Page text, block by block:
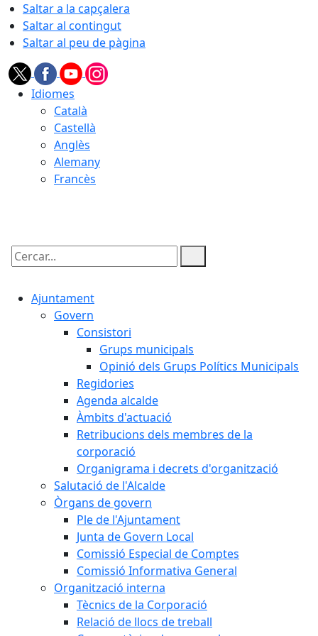
Saltar a la capçalera
Saltar al contingut
Saltar al peu de pàgina
Idiomes
Català
Castellà
Anglès
Alemany
Francès
Cercar:
Ajuntament
Govern
Consistori
Grups municipals
Opinió dels Grups Polítics Municipals
Regidories
Agenda alcalde
Àmbits d'actuació
Retribucions dels membres de la
corporació
Organigrama i decrets d'organització
Salutació de l'Alcalde
Òrgans de govern
Ple de l'Ajuntament
Junta de Govern Local
Comissió Especial de Comptes
Comissió Informativa General
Organització interna
Tècnics de la Corporació
Relació de llocs de treball